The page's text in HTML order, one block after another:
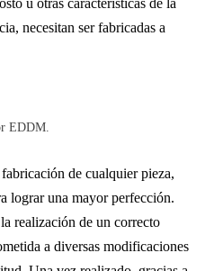
u otras características de la
necesitan ser fabricadas a
EDDM.
de cualquier pieza,
lograr una mayor perfección.
realización de un correcto
a diversas modificaciones